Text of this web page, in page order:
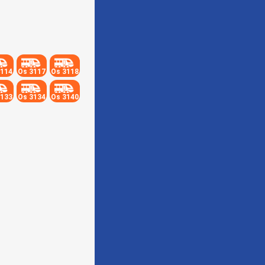
Os 3117 Os 3118
Os 3134 Os 3140